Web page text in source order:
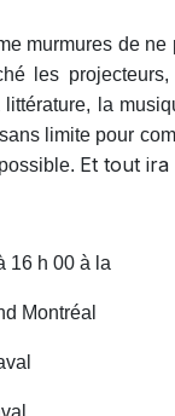
murmures de ne
les
la
limite pour
Et tout ira
16 h 00 à la
Montréal